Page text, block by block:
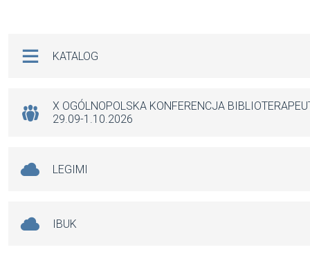
o
k
p
KATALOG
X OGÓLNOPOLSKA KONFERENCJA
29.09-1.10.2026
LEGIMI
IBUK